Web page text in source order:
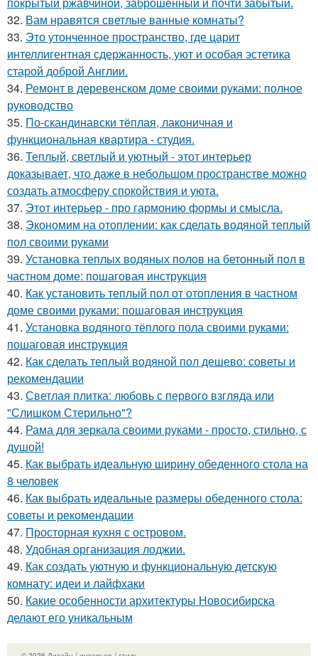
32. Вам нравятся светлые ванные комнаты?
33. Это утонченное пространство, где царит
интеллигентная сдержанность, уют и особая эстетика
старой доброй Англии.
34. Ремонт в деревенском доме своими руками: полное
руководство
35. По-скандинавски тёплая, лаконичная и
функциональная квартира - студия.
36. Теплый, светлый и уютный - этот интерьер
доказывает, что даже в небольшом пространстве можно
создать атмосферу спокойствия и уюта.
37. Этот интерьер - про гармонию формы и смысла.
38. Экономим на отоплении: как сделать водяной теплый
пол своими руками
39. Установка теплых водяных полов на бетонный пол в
частном доме: пошаговая инструкция
40. Как установить теплый пол от отопления в частном
доме своими руками: пошаговая инструкция
41. Установка водяного тёплого пола своими руками:
пошаговая инструкция
42. Как сделать теплый водяной пол дешево: советы и
рекомендации
43. Светлая плитка: любовь с первого взгляда или
"Слишком Стерильно"?
44. Рама для зеркала своими руками - просто, стильно, с
душой!
45. Как выбрать идеальную ширину обеденного стола на
8 человек
46. Как выбрать идеальные размеры обеденного стола:
советы и рекомендации
47. Просторная кухня с островом.
48. Удобная организация лоджии.
49. Как создать уютную и функциональную детскую
комнату: идеи и лайфхаки
50. Какие особенности архитектуры Новосибирска
делают его уникальным